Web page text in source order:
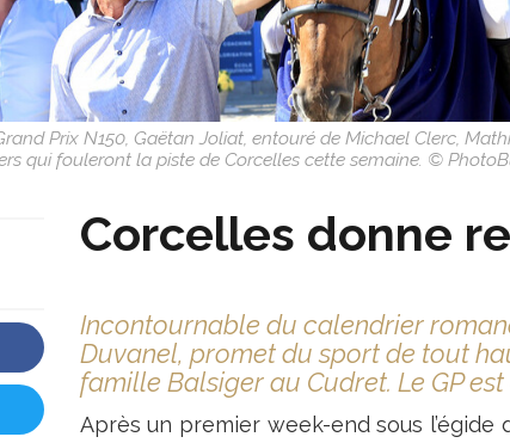
Prix N150, Gaëtan Joliat, entouré de Michael Clerc,
qui fouleront la piste de Corcelles cette semaine. ©
Corcelles donne
Incontournable du calendrier
Duvanel, promet du sport de tout
famille Balsiger au Cudret. Le GP
Après un premier week-end sous l’égide